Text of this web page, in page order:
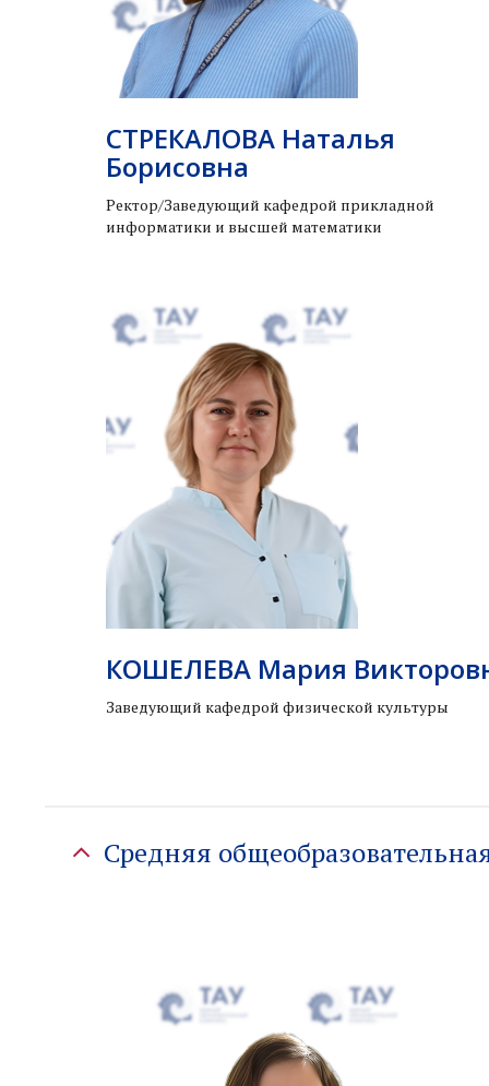
СТРЕКАЛОВА Наталья
Борисовна
Ректор/Заведующий кафедрой прикладной
информатики и высшей математики
КОШЕЛЕВА Мария
Заведующий кафедрой физической культуры
Средняя